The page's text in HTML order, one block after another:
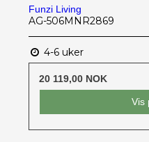
Funzi Living
AG-506MNR2869
4-6 uker
20 119,00 NOK
Vis